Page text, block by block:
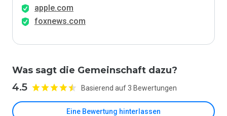
apple.com
foxnews.com
Was sagt die Gemeinschaft dazu?
4.5 Basierend auf 3 Bewertungen
Eine Bewertung hinterlassen